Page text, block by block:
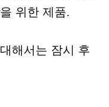
위한 제품.
해서는 잠시 후